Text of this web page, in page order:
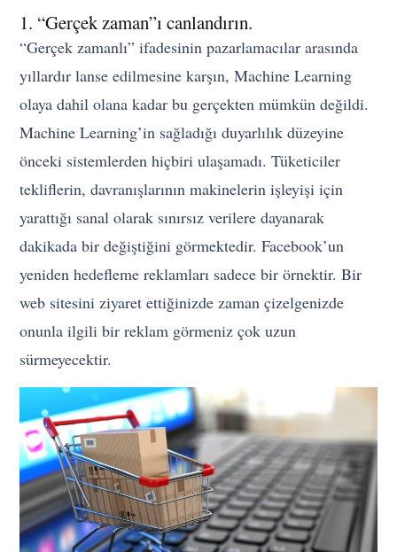
1. “Gerçek zaman”ı canlandırın.
“Gerçek zamanlı” ifadesinin pazarlamacılar arasında
yıllardır lanse edilmesine karşın, Machine Learning
olaya dahil olana kadar bu gerçekten mümkün değildi.
Machine Learning’in sağladığı duyarlılık düzeyine
önceki sistemlerden hiçbiri ulaşamadı. Tüketiciler
tekliflerin, davranışlarının makinelerin işleyişi için
yarattığı sanal olarak sınırsız verilere dayanarak
dakikada bir değiştiğini görmektedir. Facebook’un
yeniden hedefleme reklamları sadece bir örnektir. Bir
web sitesini ziyaret ettiğinizde zaman çizelgenizde
onunla ilgili bir reklam görmeniz çok uzun
sürmeyecektir.